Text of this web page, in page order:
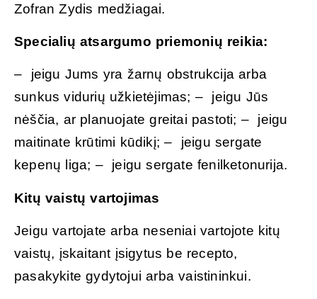
Zofran Zydis medžiagai.
Specialių atsargumo priemonių reikia:
– jeigu Jums yra žarnų obstrukcija arba
sunkus vidurių užkietėjimas; – jeigu Jūs
nėščia, ar planuojate greitai pastoti; – jeigu
maitinate krūtimi kūdikį; – jeigu sergate
kepenų liga; – jeigu sergate fenilketonurija.
Kitų vaistų vartojimas
Jeigu vartojate arba neseniai vartojote kitų
vaistų, įskaitant įsigytus be recepto,
pasakykite gydytojui arba vaistininkui.